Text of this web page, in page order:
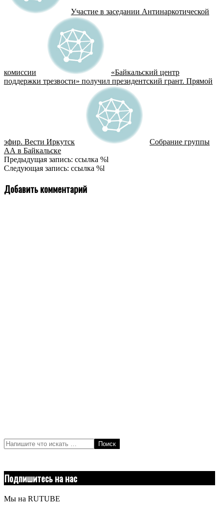
Участие в заседании Антинаркотической
комиссии
«Байкальский центр
поддержки трезвости» получил президентский грант. Прямой
эфир. Вести Иркутск
Собрание группы
АА в Байкальске
2019-
06-
Предыдущая запись: ссылка %l
Следующая запись: ссылка %l
Добавить комментарий
Поиск
Подпишитесь на нас
Мы на RUTUBE